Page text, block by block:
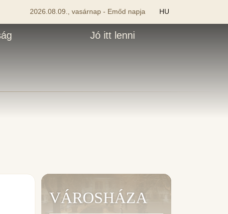
2026.08.09., vasárnap - Emőd napja HU
Jó itt lenni
VÁROSHÁZA